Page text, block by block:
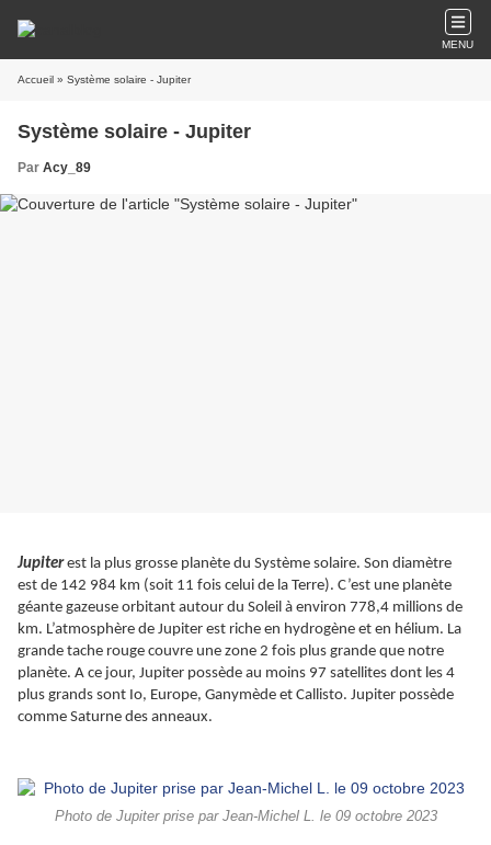
MENU
Accueil » Système solaire - Jupiter
Système solaire - Jupiter
Par Acy_89
Jupiterest la plus grosse planète du Système solaire. Son diamètre
est de 142 984 km (soit 11 fois celui de la Terre). C’est une planète
géante gazeuse orbitant autour du Soleil à environ 778,4 millions de
km. L’atmosphère de Jupiter est riche en hydrogène et en hélium. La
grande tache rouge couvre une zone 2 fois plus grande que notre
planète. A ce jour, Jupiter possède au moins 97 satellites dont les 4
plus grands sont Io, Europe, Ganymède et Callisto. Jupiter possède
comme Saturne des anneaux.
Photo de Jupiter prise par Jean-Michel L. le 09 octobre 2023